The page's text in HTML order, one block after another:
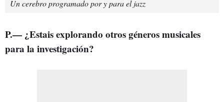
Un cerebro programado por y para el jazz
P.— ¿Estais explorando otros géneros musicales
para la investigación?